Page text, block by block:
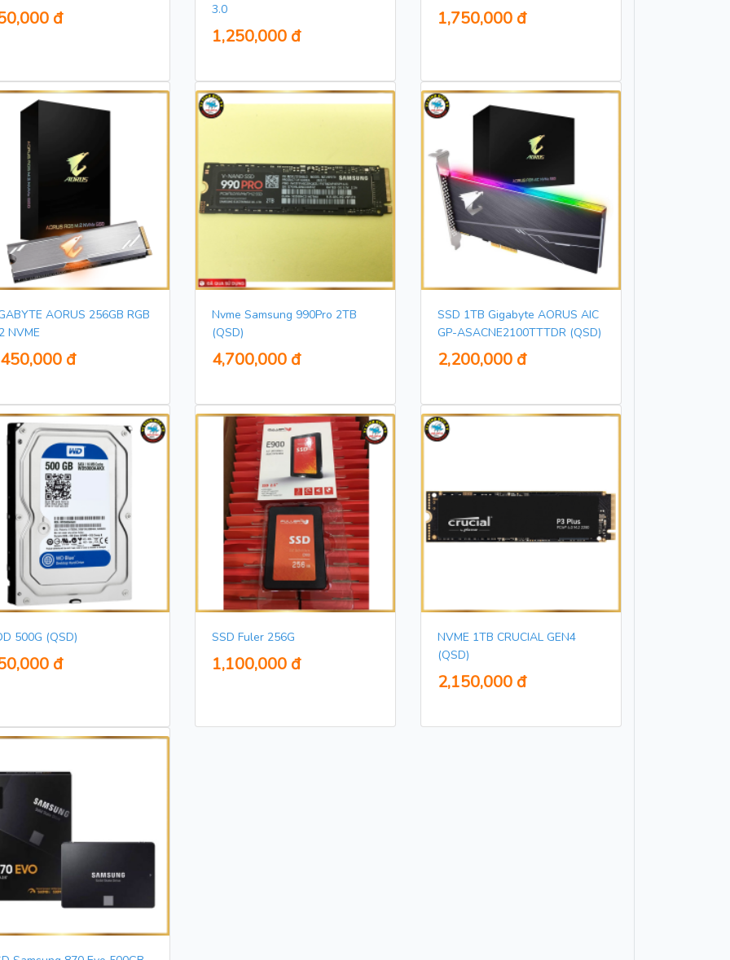
đ
3.0
1,250,000 đ
1,750,000 đ
AORUS 256GB RGB
NVME
đ
Nvme Samsung 990Pro 2TB
(QSD)
4,700,000 đ
SSD 1TB Gigabyte AORUS AIC
GP-ASACNE2100TTTDR (QSD)
2,200,000 đ
500G (QSD)
đ
SSD Fuler 256G
1,100,000 đ
NVME 1TB CRUCIAL GEN4
(QSD)
2,150,000 đ